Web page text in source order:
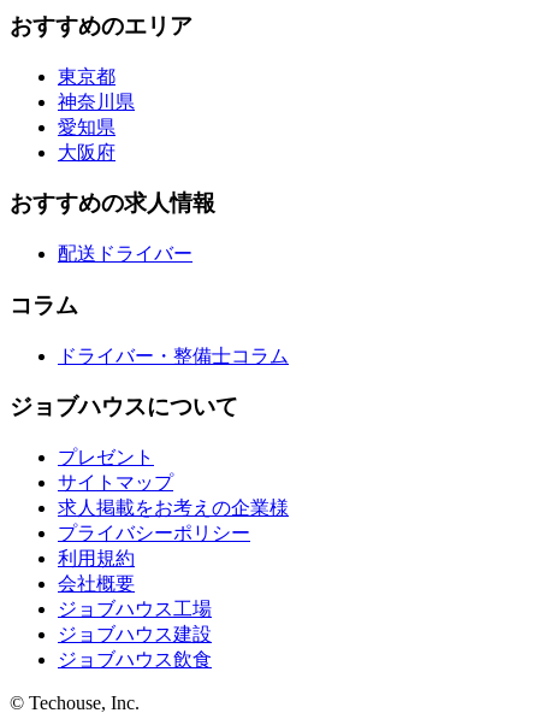
おすすめのエリア
東京都
神奈川県
愛知県
大阪府
おすすめの求人情報
配送ドライバー
コラム
ドライバー・整備士コラム
ジョブハウスについて
プレゼント
サイトマップ
求人掲載をお考えの企業様
プライバシーポリシー
利用規約
会社概要
ジョブハウス工場
ジョブハウス建設
ジョブハウス飲食
© Techouse, Inc.